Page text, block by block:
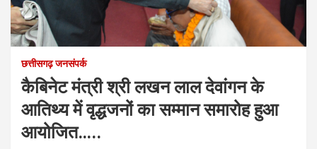
छत्तीसगढ़ जनसंपर्क
कैबिनेट मंत्री श्री लखन लाल देवांगन के
आतिथ्य में वृद्धजनों का सम्मान समारोह हुआ
आयोजित…..